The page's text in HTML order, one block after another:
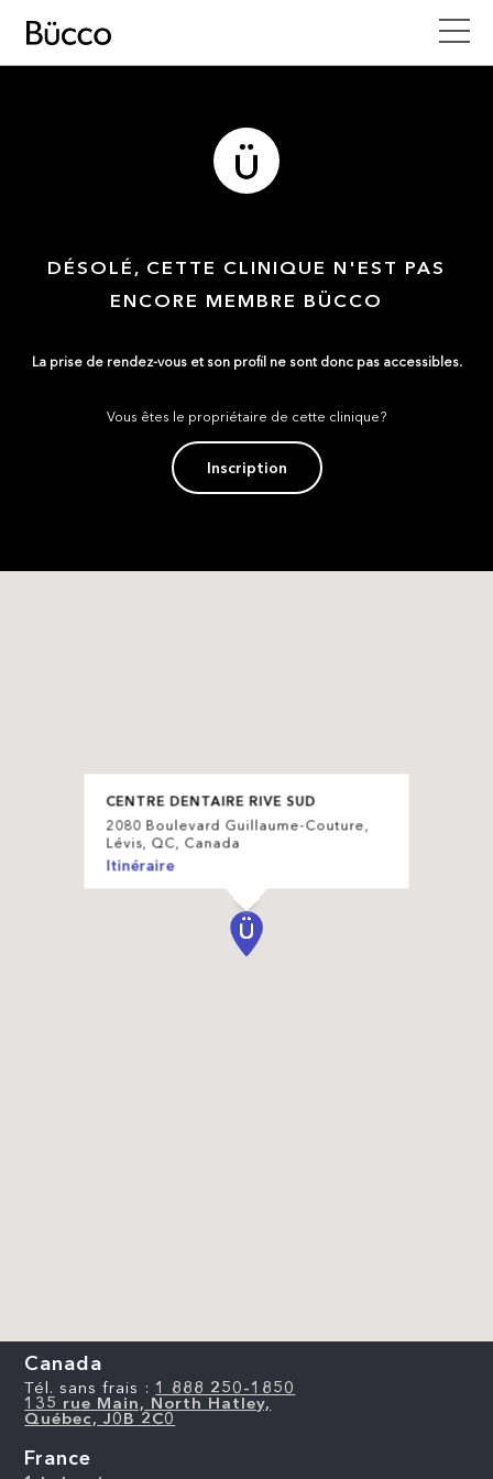
DÉSOLÉ, CETTE CLINIQUE N'EST PAS
ENCORE MEMBRE BÜCCO
La prise de rendez-vous et son profil ne sont donc pas accessibles.
Vous êtes le propriétaire de cette clinique?
Inscription
CENTRE DENTAIRE RIVE SUD
2080 Boulevard Guillaume-Couture,
Lévis, QC, Canada
Itinéraire
Canada
Tél. sans frais : 1 888 250-1850
135 rue Main, North Hatley,
Québec, J0B 2C0
France